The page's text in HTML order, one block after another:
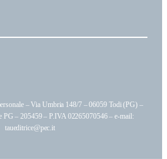
– Via Umbria 148/7 – 06059 Todi (PG) –
PG – 205459 – P.IVA 02265070546 – e-mail:
taueditrice@pec.it